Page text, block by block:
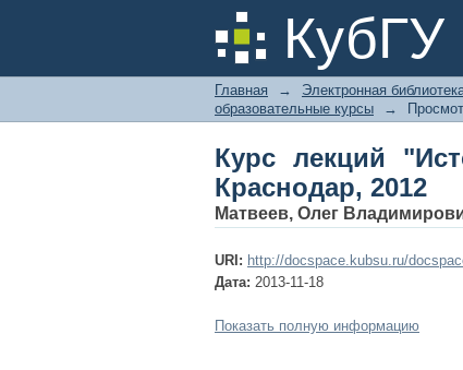
КубГУ
Курс лекций
Главная → Электронная
образовательные курсы
→
Курс лекций
Краснодар, 2012
Матвеев, Олег
URI: http://docspace.kubsu.ru/
Дата: 2013-11-18
Показать полную информацию